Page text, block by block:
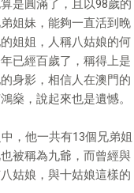
是圓滿了，且以98歲的
姐妹，能夠一直活到晚
姐姐，人稱八姑娘的何
已經百歲了，稱得上是
身影，相信人在澳門的
燊，說起來也是遺憾。
，他一共有13個兄弟姐
被稱為九爺，而曾經與
姑娘，與十姑娘這樣的